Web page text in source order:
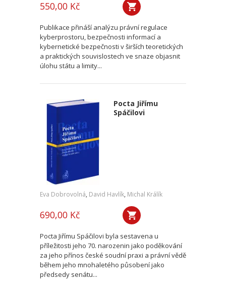
550,00 Kč
Publikace přináší analýzu právní regulace
kyberprostoru, bezpečnosti informací a
kybernetické bezpečnosti v širších teoretických
a praktických souvislostech ve snaze objasnit
úlohu státu a limity...
Pocta Jiřímu
Spáčilovi
Eva Dobrovolná, David Havlík, Michal Králík
690,00 Kč
Pocta Jiřímu Spáčilovi byla sestavena u
příležitosti jeho 70. narozenin jako poděkování
za jeho přínos české soudní praxi a právní vědě
během jeho mnohaletého působení jako
předsedy senátu...